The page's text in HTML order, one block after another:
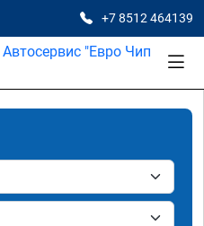
+7 8512 464139